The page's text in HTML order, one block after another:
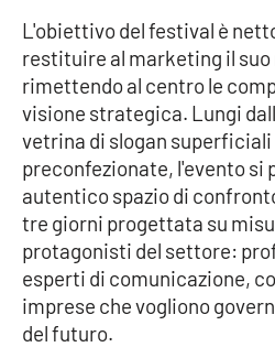
Economia e Lavoro
Politica
Sanità
Società
Sport
RUBRICHE
L'obiettivo del festival è
restituire al marketing il suo
rimettendo al centro le
visione strategica. Lungi
vetrina di slogan superficiali
preconfezionate, l'evento si
autentico spazio di
tre giorni progettata su
protagonisti del settore:
esperti di comunicazione,
imprese che vogliono
del futuro.